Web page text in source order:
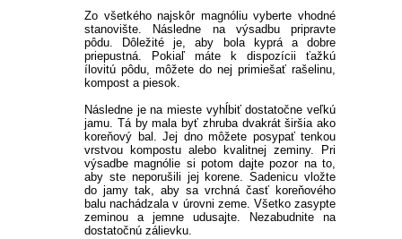
Zo všetkého najskôr magnóliu vyberte vhodné
stanovište. Následne na výsadbu pripravte
pôdu. Dôležité je, aby bola kyprá a dobre
priepustná. Pokiaľ máte k dispozícii ťažkú
ílovitú pôdu, môžete do nej primiešať rašelinu,
kompost a piesok.
Následne je na mieste vyhĺbiť dostatočne veľkú
jamu. Tá by mala byť zhruba dvakrát širšia ako
koreňový bal. Jej dno môžete posypať tenkou
vrstvou kompostu alebo kvalitnej zeminy. Pri
výsadbe magnólie si potom dajte pozor na to,
aby ste neporušili jej korene. Sadenicu vložte
do jamy tak, aby sa vrchná časť koreňového
balu nachádzala v úrovni zeme. Všetko zasypte
zeminou a jemne udusajte. Nezabudnite na
dostatočnú zálievku.